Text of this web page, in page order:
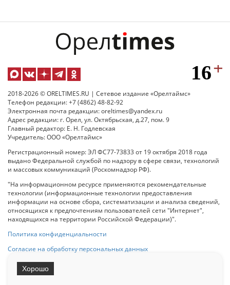
2018-2026 © ORELTIMES.RU | Сетевое издание «Орелтаймс»
Телефон редакции: +7 (4862) 48-82-92
Электронная почта редакции: oreltimes@yandex.ru
Адрес редакции: г. Орел, ул. Октябрьская, д.27, пом. 9
Главный редактор: Е. Н. Годлевская
Учредитель: ООО «Орелтаймс»
Регистрационный номер: ЭЛ ФС77-73833 от 19 октября 2018 года
выдано Федеральной службой по надзору в сфере связи, технологий
и массовых коммуникаций (Роскомнадзор РФ).
"На информационном ресурсе применяются рекомендательные
технологии (информационные технологии предоставления
информации на основе сбора, систематизации и анализа сведений,
относящихся к предпочтениям пользователей сети "Интернет",
находящихся на территории Российской Федерации)".
Политика конфиденциальности
Согласие на обработку персональных данных
Хорошо